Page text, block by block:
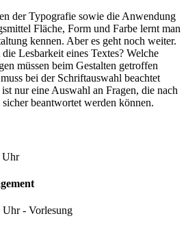
der Typografie sowie die Anwendung
Fläche, Form und Farbe lernt man
kennen. Aber es geht noch weiter.
Lesbarkeit eines Textes? Welche
müssen beim Gestalten getroffen
bei der Schriftauswahl beachtet
nur eine Auswahl an Fragen, die nach
beantwortet werden können.
Uhr
Uhr - Vorlesung